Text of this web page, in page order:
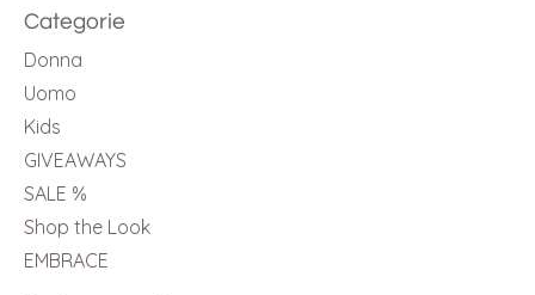
Categorie
Donna
Uomo
Kids
GIVEAWAYS
SALE %
Shop the Look
EMBRACE